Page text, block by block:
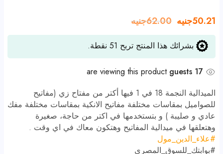
50.21جنيه 62.00جنيه
بشرائك هذا المنتج تربح 51 نقطة.
17 guests
are viewing this product
الميدالية النجمة 18 في 1 فيها أكتر من مفتاح زي (مفاتيح
للصواميل بمقاسات مختلفة مفاتيح الانكية بمقاسات مختلفة مفك
عادي و صليبة ) و بتستخدمها في اكتر من حاجة، صغيرة
وهتعلقها في ميدالية المفاتيح وهتكون معاك في اي وقت .
#علاء_الدين_مول
#بوابتك_للسوق_المصرى